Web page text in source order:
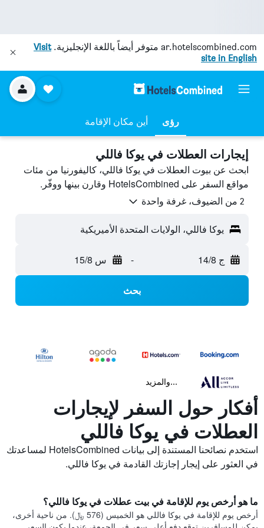
ar.hotelscombined.com متوفر أيضاً باللغة الإنجليزية.Visit
site in English
رؤى أين مكان الإقامة
إيجارات العطلات في يوكا فاللي
ابحث عن بيوت العطلات في يوكا فاللي، كاليفورنيا من مئات
مواقع السفر على HotelsCombined وقارن بينها ووفّر.
2 من الضيوف، غرفة واحدة
يوكا فاللي، الولايات المتحدة الأميريكية
ج 14/8 - س 15/8
بحث
...والمزيد
أفكار حول السفر لإيجارات
العطلات في يوكا فاللي
استخدم نصائحنا المستندة إلى بيانات HotelsCombined لمساعدتك
في العثور على إيجار إجازتك القادمة في يوكا فاللي.
ما هو أرخص يوم للإقامة في بيت عطلات في يوكا فاللي؟
أرخص يوم للإقامة في يوكا فاللي هو الخميس (576 ﷼). من ناحية أخرى،